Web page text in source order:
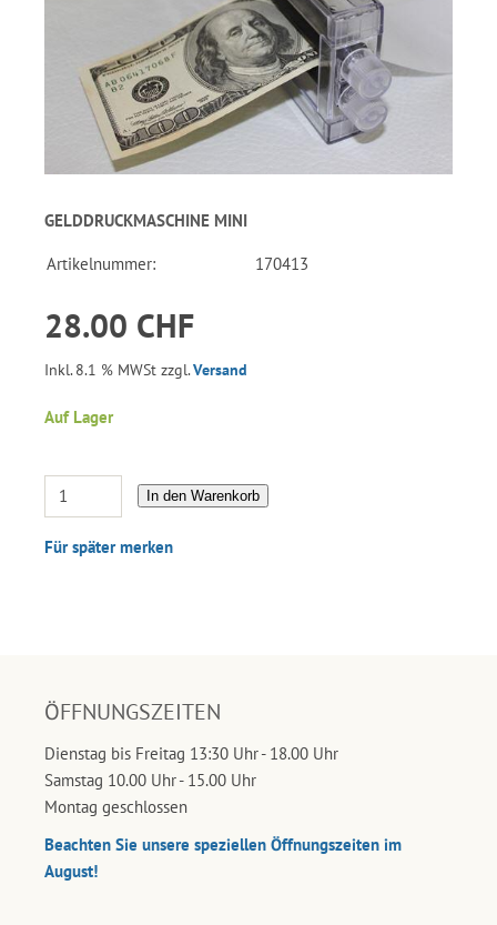
GELDDRUCKMASCHINE MINI
Artikelnummer: 170413
28.00 CHF
Inkl. 8.1 % MWSt zzgl.Versand
Auf Lager
In den Warenkorb
Für später merken
ÖFFNUNGSZEITEN
Dienstag bis Freitag 13:30 Uhr - 18.00 Uhr
Samstag 10.00 Uhr - 15.00 Uhr
Montag geschlossen
Beachten Sie unsere speziellen Öffnungszeiten im
August!